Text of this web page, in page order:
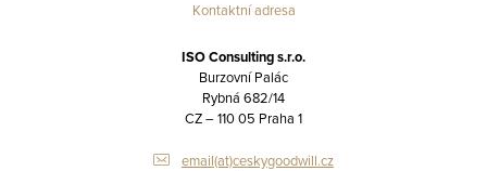
Kontaktní adresa
ISO Consulting s.r.o.
Burzovní Palác
Rybná 682/14
CZ – 110 05 Praha 1
email(at)ceskygoodwill.cz